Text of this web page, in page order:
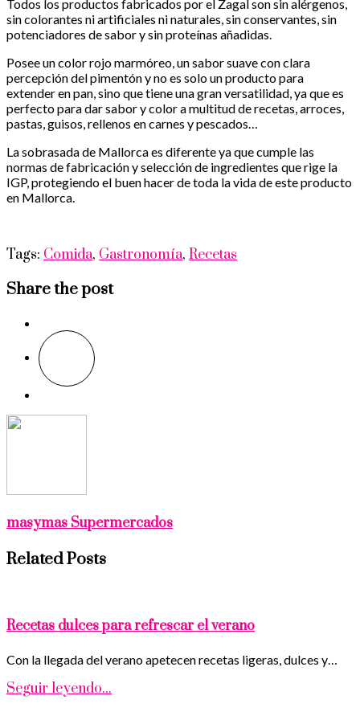
Todos los productos fabricados por el Zagal son sin alérgenos,
sin colorantes ni artificiales ni naturales, sin conservantes, sin
potenciadores de sabor y sin proteínas añadidas.
Posee un color rojo marmóreo, un sabor suave con clara
percepción del pimentón y no es solo un producto para
extender en pan, sino que tiene una gran versatilidad, ya que es
perfecto para dar sabor y color a multitud de recetas, arroces,
pastas, guisos, rellenos en carnes y pescados…
La sobrasada de Mallorca es diferente ya que cumple las
normas de fabricación y selección de ingredientes que rige la
IGP, protegiendo el buen hacer de toda la vida de este producto
en Mallorca.
Tags: Comida, Gastronomía, Recetas
Share the post
masymas Supermercados
Related Posts
Recetas dulces para refrescar el verano
Con la llegada del verano apetecen recetas ligeras, dulces y…
Seguir leyendo...